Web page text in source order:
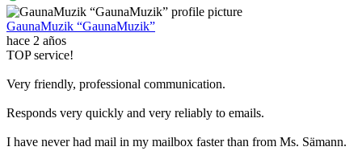
GaunaMuzik “GaunaMuzik”
hace 2 años
TOP service!
Very friendly, professional communication.
Responds very quickly and very reliably to emails.
I have never had mail in my mailbox faster than from Ms. Sämann.